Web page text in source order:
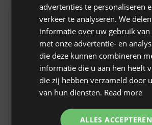
Locatie
Baiersbronn, Provincie Baden-
advertenties te personaliseren
verkeer te analyseren. We
informatie over uw gebruik van
met onze advertentie- en
die deze kunnen combineren
informatie die u aan hen heeft
die zij hebben verzameld door
van hun diensten. Read more
ALLES ACCEPTEREN